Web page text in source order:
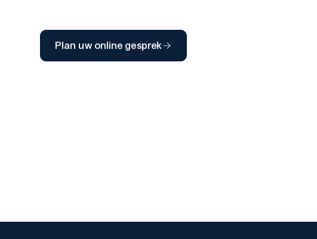
Plan uw online gesprek